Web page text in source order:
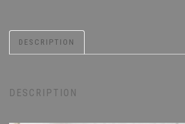
DESCRIPTION
DESCRIPTION